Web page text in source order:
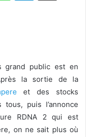
grand public est en
la sortie de la
et des stocks
puis l’annonce
RDNA 2 qui est
on ne sait plus où